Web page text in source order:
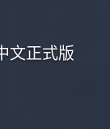
文正式版